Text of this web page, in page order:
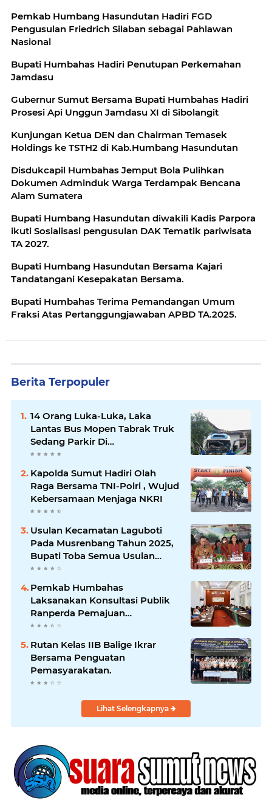
Pemkab Humbang Hasundutan Hadiri FGD
Pengusulan Friedrich Silaban sebagai Pahlawan
Nasional
Bupati Humbahas Hadiri Penutupan Perkemahan
Jamdasu
Gubernur Sumut Bersama Bupati Humbahas Hadiri
Prosesi Api Unggun Jamdasu XI di Sibolangit
Kunjungan Ketua DEN dan Chairman Temasek
Disdukcapil Humbahas Jemput Bola Pulihkan
Dokumen Adminduk Warga Terdampak Bencana
Alam Sumatera
Bupati Humbang Hasundutan diwakili Kadis Parpora
ikuti Sosialisasi pengusulan DAK Tematik pariwisata
TA 2027.
Bupati Humbang Hasundutan Bersama Kajari
Tandatangani Kesepakatan Bersama.
Bupati Humbahas Terima Pemandangan Umum
Fraksi Atas Pertanggungjawaban APBD TA.2025.
Berita Terpopuler
14 Orang Luka-Luka, Laka
Lantas Bus Mopen Tabrak Truk
Sedang Parkir Di
Siborongborong
Kapolda Sumut Hadiri Olah
Raga Bersama TNI-Polri , Wujud
Kebersamaan Menjaga NKRI
Usulan Kecamatan Laguboti
Pada Musrenbang Tahun 2025,
Bupati Toba Semua Usulan
Harus Mendukung
Pertumbuhan Pariwisata.
Pemkab Humbahas
Laksanakan Konsultasi Publik
Ranperda Pemajuan
Kebudayaan Daerah
Rutan Kelas IIB Balige Ikrar
Bersama Penguatan
Pemasyarakatan.
Lihat Selengkapnya